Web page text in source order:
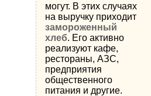
могут. В этих случаях
на выручку приходит
замороженный
хлеб. Его активно
реализуют кафе,
рестораны, АЗС,
предприятия
общественного
питания и другие.